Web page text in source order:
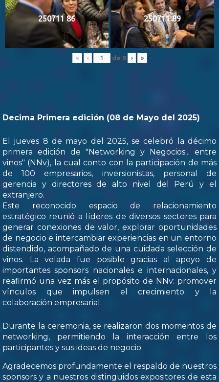
250711 86 250711 89
« ‹ de 9 › »
Decima Primera edición (08 de Mayo del 2025)
El jueves 8 de mayo del 2025, se celebró la décimo
primera edición de "Networking y Negocios... entre
vinos" (NNv), la cual conto con la participación de más
de 100 empresarios, inversionistas, personal de
gerencia y directores de alto nivel del Perú y el
extranjero.
Este reconocido espacio de relacionamiento
estratégico reunió a líderes de diversos sectores para
generar conexiones de valor, explorar oportunidades
de negocio e intercambiar experiencias en un entorno
distendido, acompañado de una cuidada selección de
vinos. La velada fue posible gracias al apoyo de
importantes sponsors nacionales e internacionales, y
reafirmó una vez más el propósito de NNv: promover
vínculos que impulsen el crecimiento y la
colaboración empresarial.
Durante la ceremonia, se realizaron dos momentos de
networking, permitiendo la interacción entre los
participantes y sus ideas de negocio.
Agradecemos profundamente el respaldo de nuestros
sponsors y a nuestros distinguidos expositores de esta